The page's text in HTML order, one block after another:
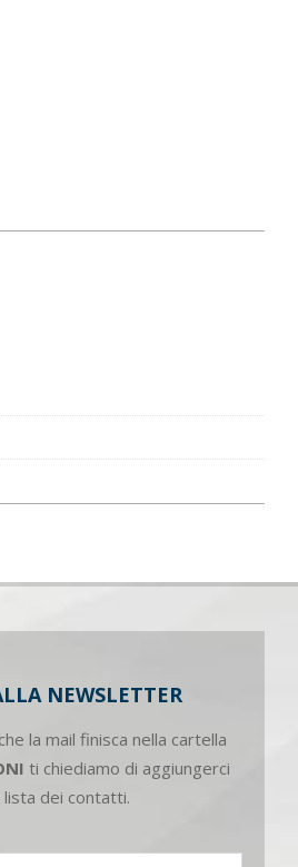
NEWSLETTER
la mail finisca nella cartella
ti chiediamo di aggiungerci
lista dei contatti.